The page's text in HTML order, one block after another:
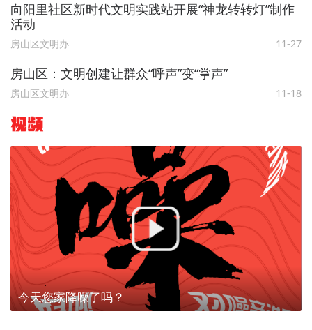
向阳里社区新时代文明实践站开展“神龙转转灯”制作
活动
房山区文明办 11-27
房山区：文明创建让群众“呼声”变“掌声”
房山区文明办 11-18
视频
今天您家降噪了吗？